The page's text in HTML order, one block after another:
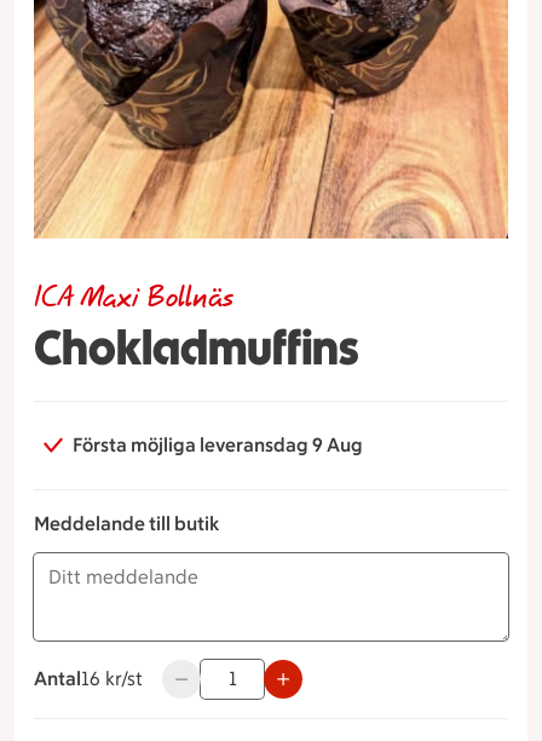
Chokladmuffins
ICA Maxi Bollnäs
Första möjliga leveransdag 9 Aug
Meddelande till butik
Antal
16 kronor styck
16 kr/st Använd knapparna för att minska eller